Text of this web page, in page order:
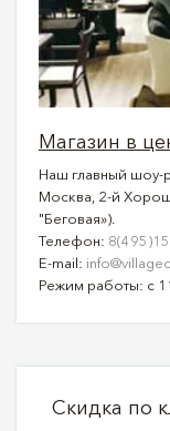
Магазин в
Наш главный шоу-
Москва, 2-й
"Беговая»).
Телефон:
E-mail:
Режим работы: с
Скидка по